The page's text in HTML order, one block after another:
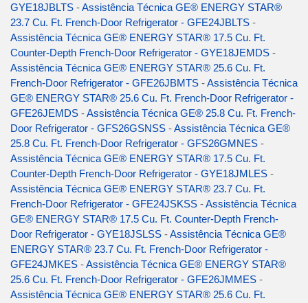
GYE18JBLTS -Assistência Técnica GE® ENERGY STAR®
23.7 Cu. Ft. French-Door Refrigerator - GFE24JBLTS -
Assistência Técnica GE® ENERGY STAR® 17.5 Cu. Ft.
Counter-Depth French-Door Refrigerator - GYE18JEMDS -
Assistência Técnica GE® ENERGY STAR® 25.6 Cu. Ft.
French-Door Refrigerator - GFE26JBMTS -Assistência Técnica
GE® ENERGY STAR® 25.6 Cu. Ft. French-Door Refrigerator -
GFE26JEMDS -Assistência Técnica GE® 25.8 Cu. Ft. French-
Door Refrigerator - GFS26GSNSS -Assistência Técnica GE®
25.8 Cu. Ft. French-Door Refrigerator - GFS26GMNES -
Assistência Técnica GE® ENERGY STAR® 17.5 Cu. Ft.
Counter-Depth French-Door Refrigerator - GYE18JMLES -
Assistência Técnica GE® ENERGY STAR® 23.7 Cu. Ft.
French-Door Refrigerator - GFE24JSKSS -Assistência Técnica
GE® ENERGY STAR® 17.5 Cu. Ft. Counter-Depth French-
Door Refrigerator - GYE18JSLSS -Assistência Técnica GE®
ENERGY STAR® 23.7 Cu. Ft. French-Door Refrigerator -
GFE24JMKES -Assistência Técnica GE® ENERGY STAR®
25.6 Cu. Ft. French-Door Refrigerator - GFE26JMMES -
Assistência Técnica GE® ENERGY STAR® 25.6 Cu. Ft.